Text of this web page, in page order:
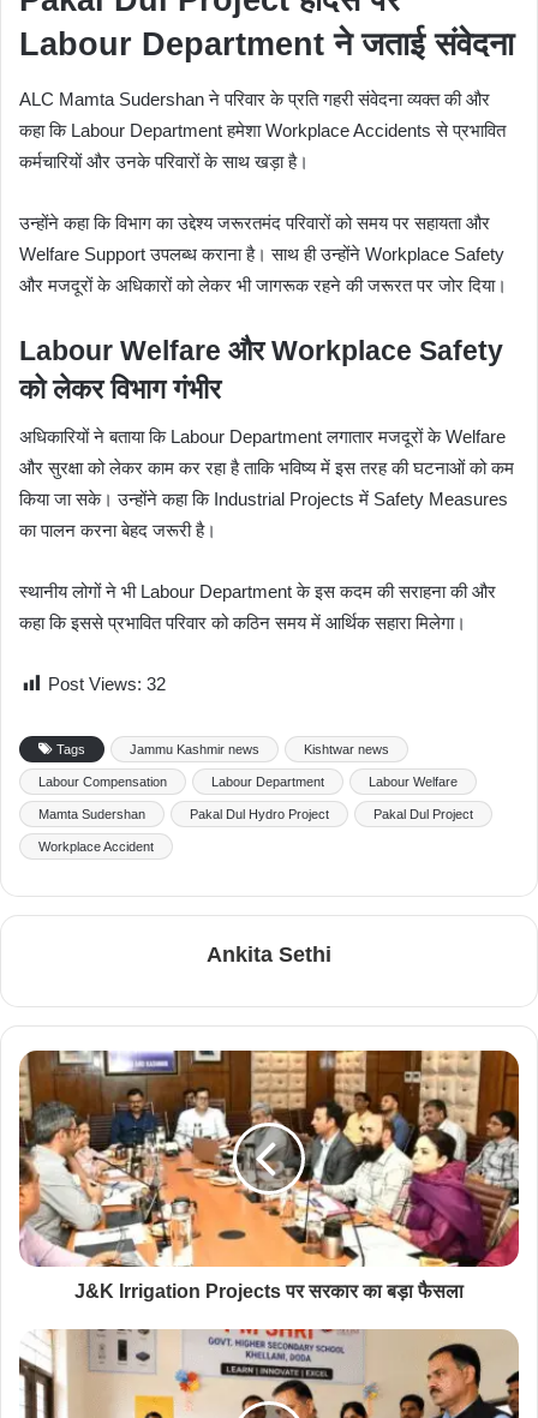
Labour Department ने जताई संवेदना
ALC Mamta Sudershan ने परिवार के प्रति गहरी संवेदना व्यक्त की और
कहा कि Labour Department हमेशा Workplace Accidents से प्रभावित
कर्मचारियों और उनके परिवारों के साथ खड़ा है।
उन्होंने कहा कि विभाग का उद्देश्य जरूरतमंद परिवारों को समय पर सहायता और
Welfare Support उपलब्ध कराना है। साथ ही उन्होंने Workplace Safety
और मजदूरों के अधिकारों को लेकर भी जागरूक रहने की जरूरत पर जोर दिया।
Labour Welfare और Workplace Safety
को लेकर विभाग गंभीर
अधिकारियों ने बताया कि Labour Department लगातार मजदूरों के Welfare
और सुरक्षा को लेकर काम कर रहा है ताकि भविष्य में इस तरह की घटनाओं को कम
किया जा सके। उन्होंने कहा कि Industrial Projects में Safety Measures
का पालन करना बेहद जरूरी है।
स्थानीय लोगों ने भी Labour Department के इस कदम की सराहना की और
कहा कि इससे प्रभावित परिवार को कठिन समय में आर्थिक सहारा मिलेगा।
Post Views: 32
Tags Jammu Kashmir news Kishtwar news
Labour Compensation Labour Department Labour Welfare
Mamta Sudershan Pakal Dul Hydro Project Pakal Dul Project
Workplace Accident
Ankita Sethi
J&K Irrigation Projects पर सरकार का बड़ा फैसला